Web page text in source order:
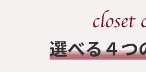
選べる４つ